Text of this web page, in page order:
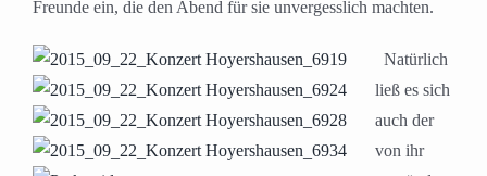
Freunde ein, die den Abend für sie unvergesslich machten.
Natürlich
ließ es sich
auch der
von ihr